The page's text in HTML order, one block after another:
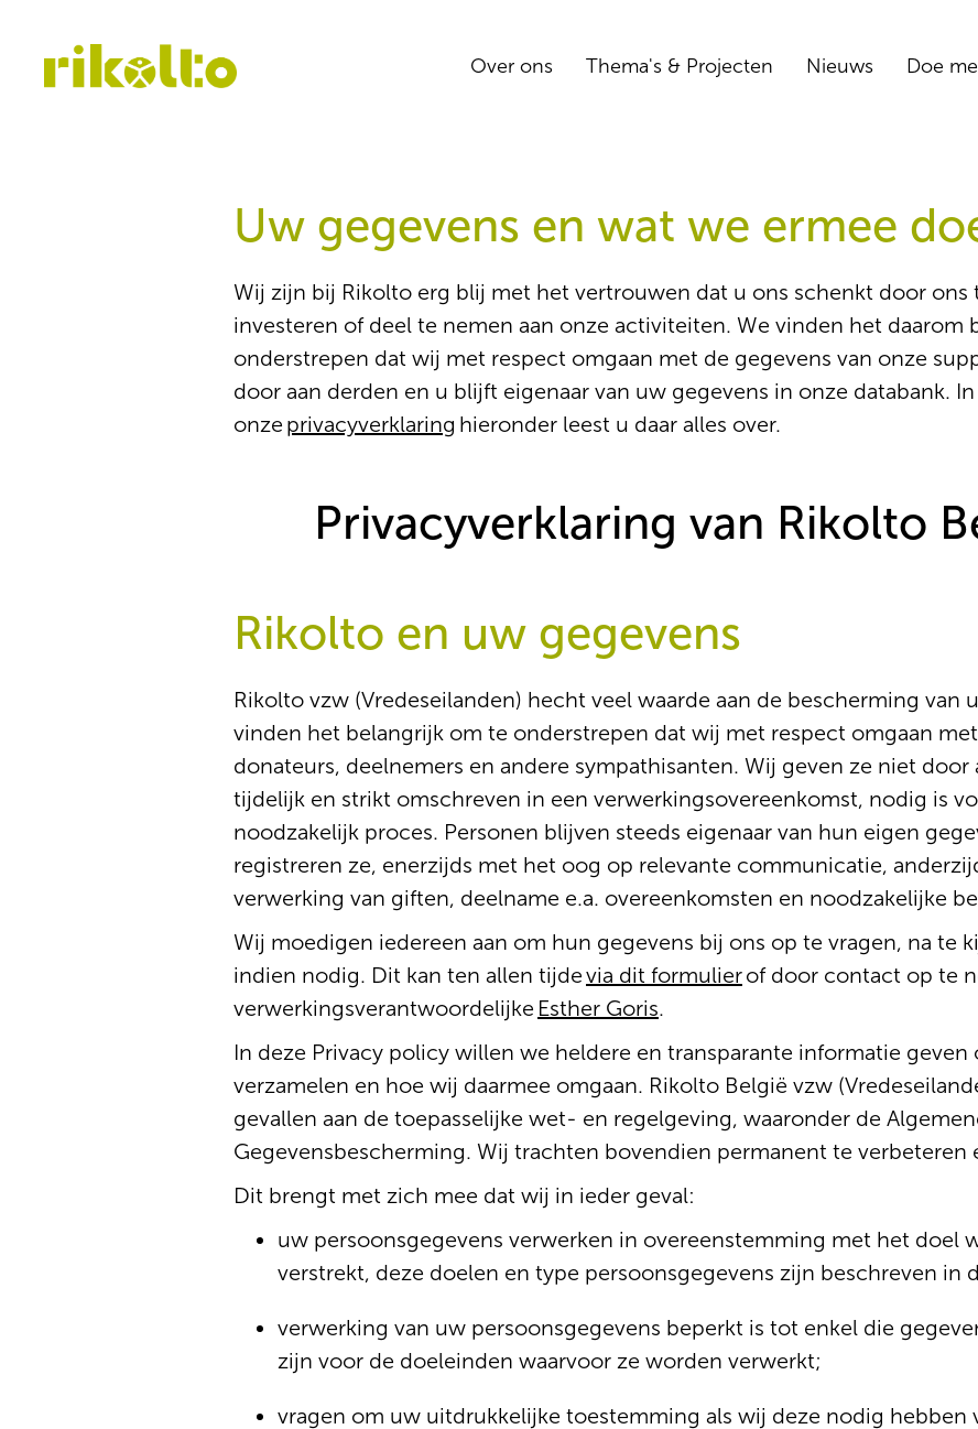
Over ons Thema's & Projecten Nieuws Doe
Uw gegevens en wat we ermee
Wij zijn bij Rikolto erg blij met het vertrouwen dat u ons schenkt door ons
investeren of deel te nemen aan onze activiteiten. We vinden het daarom
onderstrepen dat wij met respect omgaan met de gegevens van onze
door aan derden en u blijft eigenaar van uw gegevens in onze databank. In
onze privacyverklaring hieronder leest u daar alles over.
Privacyverklaring van Rikolto
Rikolto en uw gegevens
Rikolto vzw (Vredeseilanden) hecht veel waarde aan de bescherming van
vinden het belangrijk om te onderstrepen dat wij met respect omgaan
donateurs, deelnemers en andere sympathisanten. Wij geven ze niet door
tijdelijk en strikt omschreven in een verwerkingsovereenkomst, nodig is
noodzakelijk proces. Personen blijven steeds eigenaar van hun eigen
registreren ze, enerzijds met het oog op relevante communicatie,
verwerking van giften, deelname e.a. overeenkomsten en noodzakelijke
Wij moedigen iedereen aan om hun gegevens bij ons op te vragen, na te
indien nodig. Dit kan ten allen tijdevia dit formulierof door contact op te
verwerkingsverantwoordelijke Esther Goris.
In deze Privacy policy willen we heldere en transparante informatie geven
verzamelen en hoe wij daarmee omgaan. Rikolto België vzw
gevallen aan de toepasselijke wet- en regelgeving, waaronder de
Gegevensbescherming. Wij trachten bovendien permanent te verbeteren
Dit brengt met zich mee dat wij in ieder geval:
uw persoonsgegevens verwerken in overeenstemming met het doel
verstrekt, deze doelen en type persoonsgegevens zijn beschreven in
verwerking van uw persoonsgegevens beperkt is tot enkel die
zijn voor de doeleinden waarvoor ze worden verwerkt;
vragen om uw uitdrukkelijke toestemming als wij deze nodig hebben